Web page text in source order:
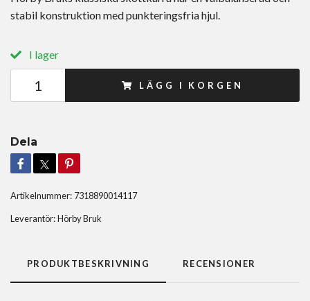
stabil konstruktion med punkteringsfria hjul.
I lager
LÄGG I KORGEN
Dela
Artikelnummer: 7318890014117
Leverantör:Hörby Bruk
PRODUKTBESKRIVNING RECENSIONER